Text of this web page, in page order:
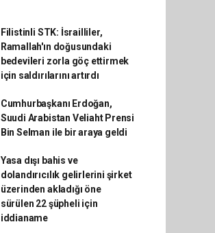
Filistinli STK: İsrailliler,
Ramallah'ın doğusundaki
bedevileri zorla göç ettirmek
için saldırılarını artırdı
Cumhurbaşkanı Erdoğan,
Suudi Arabistan Veliaht Prensi
Bin Selman ile bir araya geldi
Yasa dışı bahis ve
dolandırıcılık gelirlerini şirket
üzerinden akladığı öne
sürülen 22 şüpheli için
iddianame